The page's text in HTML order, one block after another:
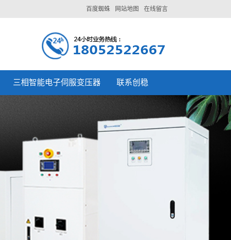
在线留言
网站地图
百度蜘蛛
三相智能电子伺服变压器 联系创稳